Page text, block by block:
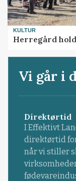
KULTUR
Herregård
Vi går i
Direktørtid
I Effektivt
direktørtid
når vi stiller